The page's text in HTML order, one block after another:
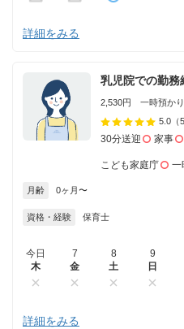
詳細をみる
乳児院での勤務
2,530円 一時預かり
5.0 （
30分送迎 家事
こども家庭庁 一
月齢 0ヶ月〜
資格・経験 保育士
今日
木
7
金
8
土
9
日
詳細をみる